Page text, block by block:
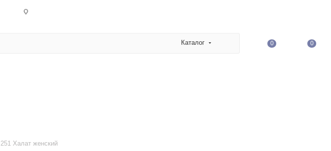
Каталог 0 0
251 Халат женский